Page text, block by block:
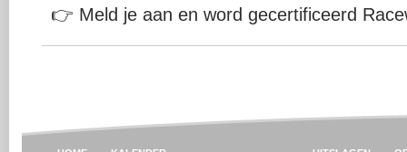
👉 Meld je aan en word gecertificeerd